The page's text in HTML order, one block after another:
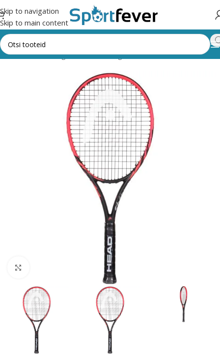
Skip to navigation
Skip to main content
Esileht Kõik kategooriad Pallimängud Tennis Tennisereketid
Suurendamiseks klõpsake